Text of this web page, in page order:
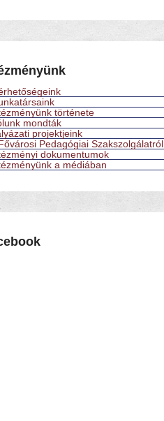
története
mondták
projektjeink
Pedagógiai Szakszolgálatról
dokumentumok
a médiában